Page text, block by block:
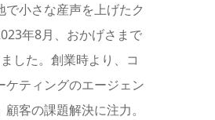
で小さな産声を上げたク
年8月、おかげさまで
した。創業時より、コ
ケティングのエージェン
客の課題解決に注力。